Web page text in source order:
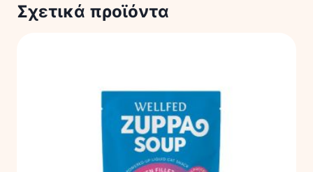
Σχετικά προϊόντα